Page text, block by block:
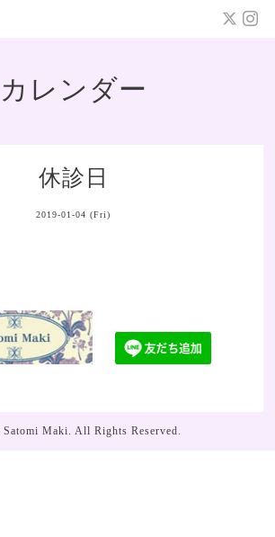
カレンダー
休診日
2019-01-04 (Fri)
Satomi Maki. All Rights Reserved.